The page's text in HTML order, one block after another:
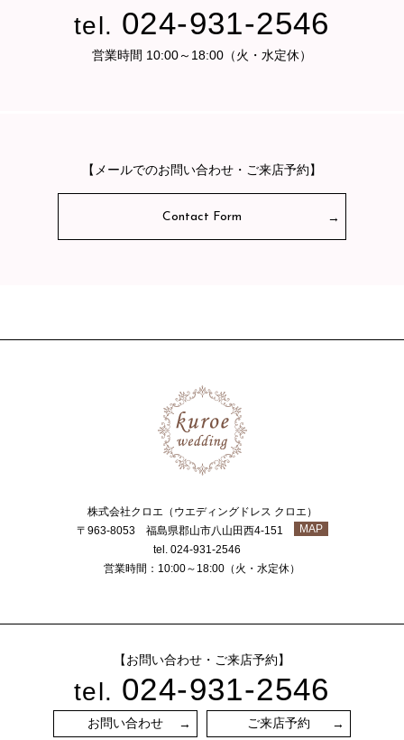
tel. 024-931-2546
営業時間 10:00～18:00（火・水定休）
【メールでのお問い合わせ・ご来店予約】
Contact Form
株式会社クロエ（ウエディングドレス クロエ）
〒963-8053 福島県郡山市八山田西4-151
MAP
tel. 024-931-2546
営業時間：10:00～18:00（火・水定休）
【お問い合わせ・ご来店予約】
tel. 024-931-2546
お問い合わせ ご来店予約